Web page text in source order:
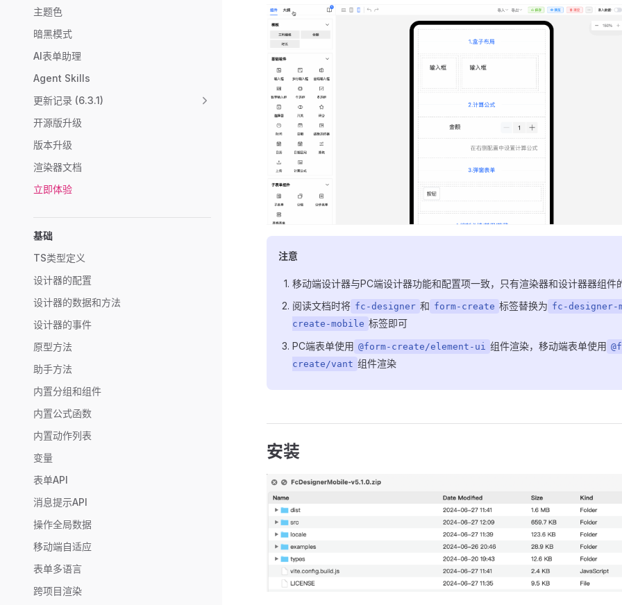
主题色
暗黑模式
AI表单助理
Agent Skills
更新记录 (6.3.1)
开源版升级
版本升级
渲染器文档
立即体验
基础
TS类型定义
设计器的配置
设计器的数据和方法
设计器的事件
原型方法
助手方法
内置分组和组件
内置公式函数
内置动作列表
变量
表单API
消息提示API
操作全局数据
移动端自适应
表单多语言
跨项目渲染
注意
移动端设计器与PC端设计器功能和配置项一致，只有渲染器和设计器器组件
阅读文档时将 fc-designer 和 form-create 标签替换为 fc-designer-
create-mobile 标签即可
PC端表单使用 @form-create/element-ui 组件渲染，移动端表单使用
create/vant 组件渲染
安装